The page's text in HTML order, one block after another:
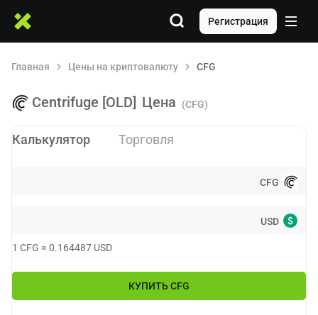
Регистрация
Главная Цены на криптовалюту CFG
Centrifuge [OLD] Цена (CFG)
Калькулятор Торговля
CFG
USD $
1 CFG ≈ 0.164487 USD
КУПИТЬCFG